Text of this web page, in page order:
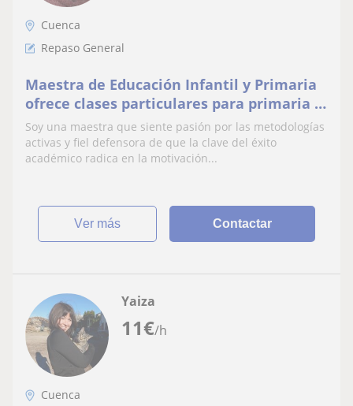
Cuenca
Repaso General
Maestra de Educación Infantil y Primaria
ofrece clases particulares para primaria y
los primeros cursos de la ESO.
Soy una maestra que siente pasión por las metodologías
activas y fiel defensora de que la clave del éxito
académico radica en la motivación...
ver más Contactar
11€/h
Yaiza
Cuenca